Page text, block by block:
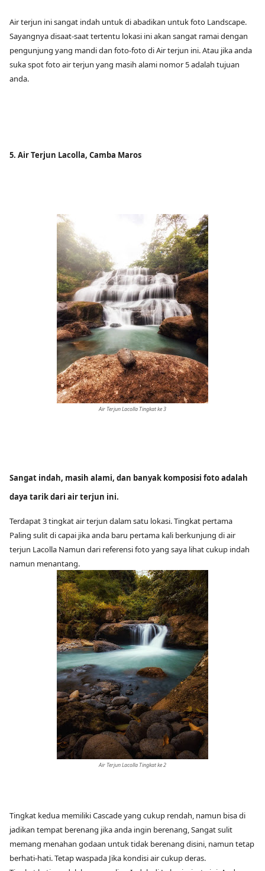
Air terjun ini sangat indah untuk di abadikan untuk foto Landscape.
Sayangnya disaat-saat tertentu lokasi ini akan sangat ramai dengan
pengunjung yang mandi dan foto-foto di Air terjun ini. Atau jika anda
suka spot foto air terjun yang masih alami nomor 5 adalah tujuan
anda.
5. Air Terjun Lacolla, Camba Maros
Air Terjun Lacolla Tingkat ke 3
Sangat indah, masih alami, dan banyak komposisi foto adalah
daya tarik dari air terjun ini.
Terdapat 3 tingkat air terjun dalam satu lokasi. Tingkat pertama
Paling sulit di capai jika anda baru pertama kali berkunjung di air
terjun Lacolla Namun dari referensi foto yang saya lihat cukup indah
namun menantang.
Air Terjun Lacolla Tingkat ke 2
Tingkat kedua memiliki Cascade yang cukup rendah, namun bisa di
jadikan tempat berenang jika anda ingin berenang, Sangat sulit
memang menahan godaan untuk tidak berenang disini, namun tetap
berhati-hati. Tetap waspada Jika kondisi air cukup deras.